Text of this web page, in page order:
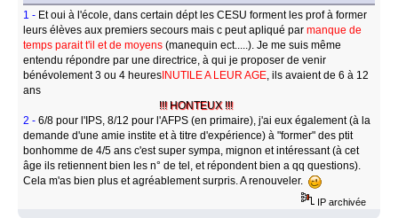
1 - Et oui à l'école, dans certain dépt les CESU forment les prof à former
leurs élèves aux premiers secours mais c peut apliqué parmanque de
temps parait t'il et de moyens(manequin ect.....). Je me suis même
entendu répondre par une directrice, à qui je proposer de venir
bénévolement 3 ou 4 heuresINUTILE A LEUR AGE , ils avaient de 6 à 12
ans
!!! HONTEUX !!!
2 -6/8 pour l'IPS, 8/12 pour l'AFPS (en primaire), j'ai eux également (à la
demande d'une amie instite et à titre d'expérience) à "former" des ptit
bonhomme de 4/5 ans c'est super sympa, mignon et intéressant (à cet
âge ils retiennent bien les n° de tel, et répondent bien a qq questions).
Cela m'as bien plus et agréablement surpris. A renouveler.
IP archivée